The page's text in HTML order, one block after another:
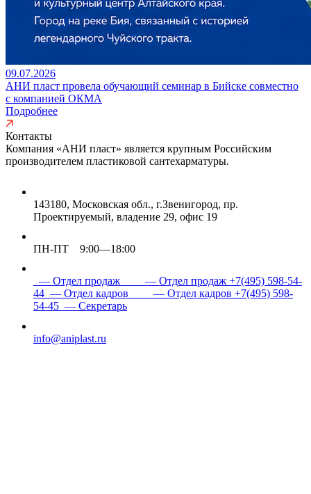
09.07.2026
АНИ пласт провела обучающий семинар в Бийске совместно
с компанией ОКМА
Подробнее
Контакты
Компания «АНИ пласт» является крупным Российским
производителем пластиковой сантехарматуры.
143180, Московская обл., г.Звенигород, пр.
Проектируемый, владение 29, офис 19
ПН-ПТ 9:00—18:00
— Отдел продаж — Отдел продаж +7(495) 598-54-
44 — Отдел кадров — Отдел кадров +7(495) 598-
54-45 — Секретарь
info@aniplast.ru